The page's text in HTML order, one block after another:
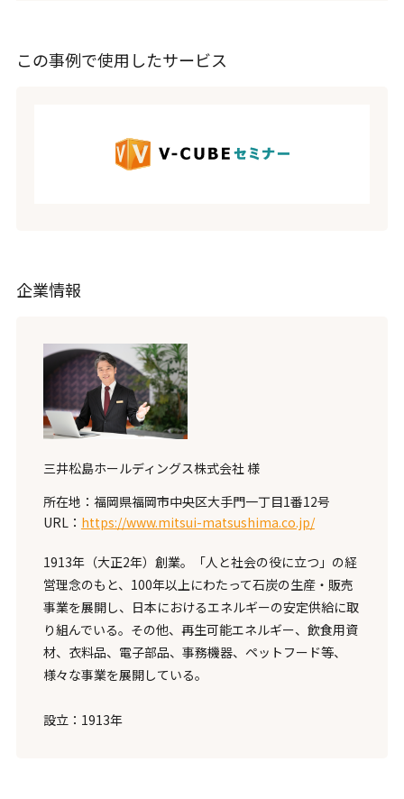
この事例で使用したサービス
企業情報
三井松島ホールディングス株式会社 様
所在地：福岡県福岡市中央区大手門一丁目1番12号
URL： https://www.mitsui-matsushima.co.jp/
1913年（大正2年）創業。「人と社会の役に立つ」の経
営理念のもと、100年以上にわたって石炭の生産・販売
事業を展開し、日本におけるエネルギーの安定供給に取
り組んでいる。その他、再生可能エネルギー、飲食用資
材、衣料品、電子部品、事務機器、ペットフード等、
様々な事業を展開している。
設立：1913年